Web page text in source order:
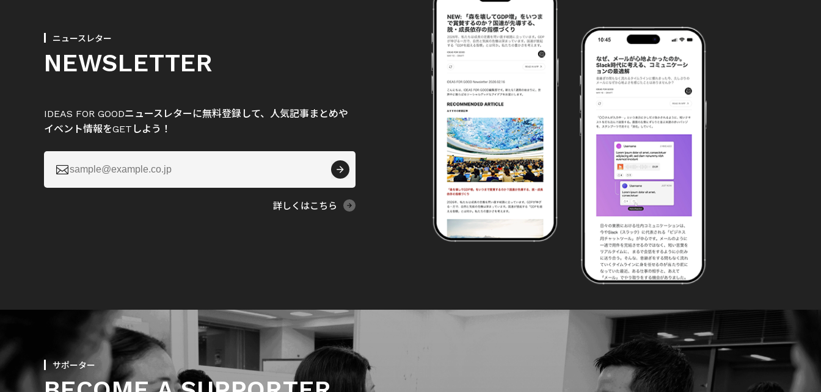
ニュースレター
NEWSLETTER
IDEAS FOR GOODニュースレターに無料登録して、人気記事まとめや
イベント情報をGETしよう！

詳しくはこちら
サポーター